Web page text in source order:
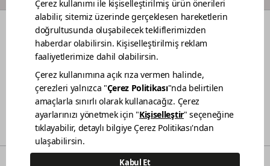
RENKLER DEKORASYON FİKİRLERİ RENOVASYON
BAHÇE MOBİLYA BAKIMI
SATIŞ NOKTALARIMIZ İLETİŞİM
BİLGİ TOPLUMU HİZMETLERİ KVKK AÇIKLAMA
© 2021 - Polisan Kansai Boya San. ve Tic. A.Ş. | Her hakkı saklıdır.